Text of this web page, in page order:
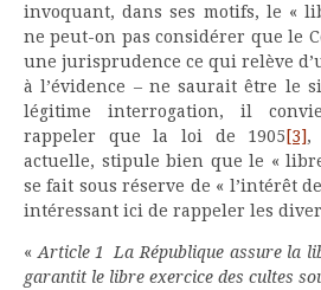
invoquant, dans ses motifs, le «
ne peut-on pas considérer que le
une jurisprudence ce qui relève
à l’évidence – ne saurait être le
légitime interrogation, il
rappeler que la loi de 1905 [3],
actuelle, stipule bien que le «
se fait sous réserve de « l’intérêt
intéressant ici de rappeler les
« Article 1
La République assure la
garantit le libre exercice des cultes